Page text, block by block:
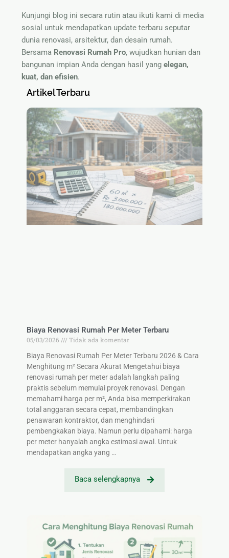
Kunjungi blog ini secara rutin atau ikuti kami di media
sosial untuk mendapatkan update terbaru seputar
dunia renovasi, arsitektur, dan desain rumah.
Bersama Renovasi Rumah Pro, wujudkan hunian dan
bangunan impian Anda dengan hasil yangelegan,
kuat, dan efisien.
Artikel Terbaru
Biaya Renovasi Rumah Per Meter Terbaru
05/03/2026
Tidak ada komentar
Biaya Renovasi Rumah Per Meter Terbaru 2026 & Cara
Menghitung m² Secara Akurat Mengetahui biaya
renovasi rumah per meter adalah langkah paling
praktis sebelum memulai proyek renovasi. Dengan
memahami harga per m², Anda bisa memperkirakan
total anggaran secara cepat, membandingkan
penawaran kontraktor, dan menghindari
pembengkakan biaya. Namun perlu dipahami: harga
per meter hanyalah angka estimasi awal. Untuk
mendapatkan angka yang …
Baca selengkapnya